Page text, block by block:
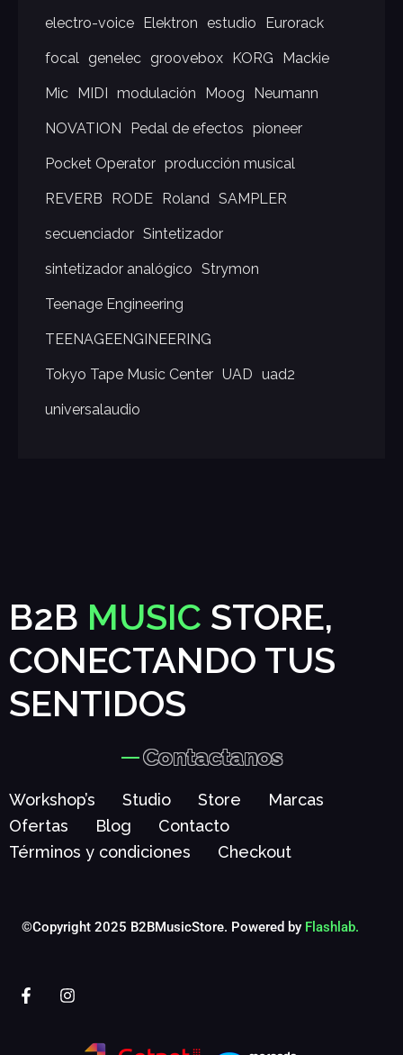
electro-voice Elektron estudio Eurorack
focal genelec groovebox KORG Mackie
Mic MIDI modulación Moog Neumann
NOVATION Pedal de efectos pioneer
Pocket Operator producción musical
REVERB RODE Roland SAMPLER
secuenciador Sintetizador
sintetizador analógico Strymon
Teenage Engineering
TEENAGEENGINEERING
Tokyo Tape Music Center UAD uad2
universalaudio
B2B MUSIC STORE,
CONECTANDO TUS
SENTIDOS
Contactanos
Workshop’s Studio Store
Marcas
Ofertas
Blog
Contacto
Términos y condiciones
Checkout
©Copyright 2025 B2BMusicStore. Powered by Flashlab.